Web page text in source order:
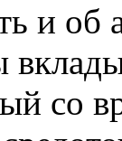
и
со